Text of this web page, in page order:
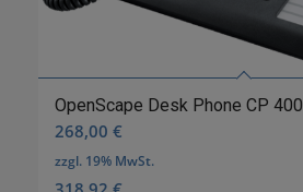
OpenScape Desk Phone CP 400
268,00 €
zzgl. 19% MwSt.